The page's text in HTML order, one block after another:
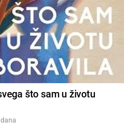
što sam u životu